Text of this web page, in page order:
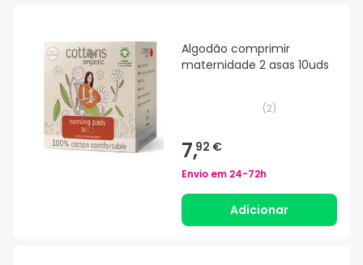
Algodão comprimir
maternidade 2 asas 10uds
(2)
7,92 €
Envio em 24-72h
Adicionar